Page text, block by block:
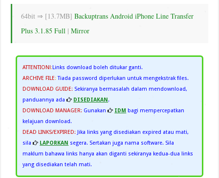
64bit ⇒ [13.7MB]Backuptrans Android iPhone Line Transfer
Plus 3.1.85 Full |Mirror
ATTENTION!: Links download boleh ditukar ganti.
ARCHIVE FILE: Tiada password diperlukan untuk mengekstrak files.
DOWNLOAD GUIDE: Sekiranya bermasalah dalam mendownload,
panduannya ada
DISEDIAKAN.
DOWNLOAD MANAGER: Gunakan IDM bagi mempercepatkan
kelajuan download.
DEAD LINKS/EXPIRED: Jika links yang disediakan expired atau mati,
sila
LAPORKAN segera. Sertakan juga nama software. Sila
maklum bahawa links hanya akan diganti sekiranya kedua-dua links
yang disediakan telah mati.